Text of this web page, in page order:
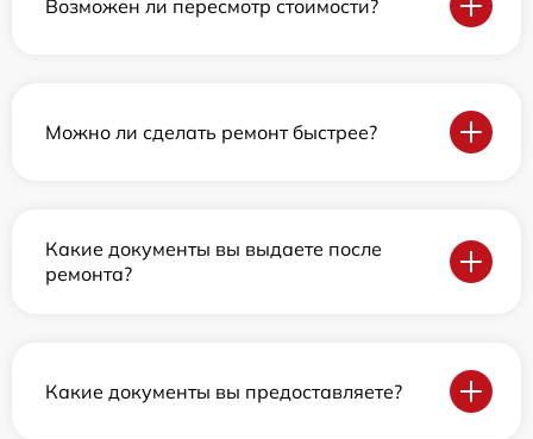
Возможен ли пересмотр стоимости?
Можно ли сделать ремонт быстрее?
Какие документы вы выдаете после
ремонта?
Какие документы вы предоставляете?